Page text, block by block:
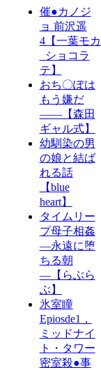
催●カノジ
ョ 前沢遥
4【一葉モカ
_ショコラ
テ】
おち〇ぽは
もう嫌だ
――【森田
ギャル式】
幼馴染の男
の娘と結ば
れる話
【blue
heart】
タイムリー
プ母子相姦
―永遠に堕
ちる朝
―【らぶら
ぶ】
氷室瞳
Epiosde1，
ミッドナイ
ト・タワー
密室殺●事